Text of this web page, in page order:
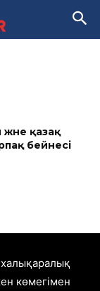
қазақ
бейнесі
көмегімен